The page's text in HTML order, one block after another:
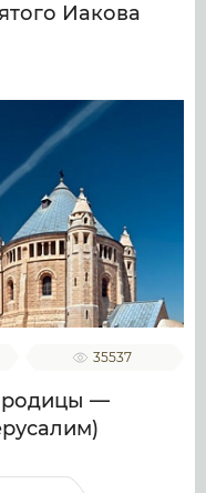
Иакова
35537
—